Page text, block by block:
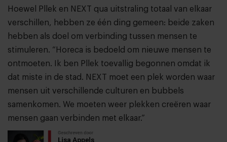
Hoewel Pllek en NEXT qua uitstraling totaal van elkaar
verschillen, hebben ze één ding gemeen: beide zaken
hebben als doel om verbinding tussen mensen te
stimuleren. “Horeca is bedoeld om nieuwe mensen te
ontmoeten. Ik ben Pllek toevallig begonnen omdat ik
dat miste in de stad. NEXT moet een plek worden waar
mensen uit verschillende culturen en bubbels
samenkomen. We moeten weer plekken creëren waar
mensen gaan verbinden met elkaar.”